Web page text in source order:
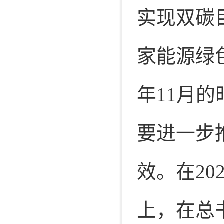
实现双碳
家能源绿
年11月的
要进一步
效。在
上，在